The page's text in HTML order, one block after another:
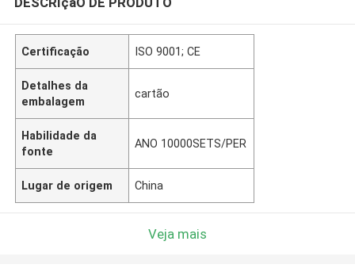
Certificação ISO 9001; CE
Detalhes da
embalagem
cartão
Habilidade da
fonte
ANO 10000SETS/PER
Lugar de origem China
Veja mais